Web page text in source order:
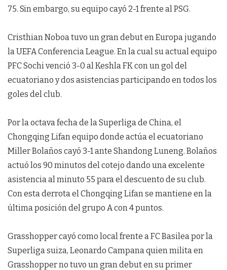
75. Sin embargo, su equipo cayó 2-1 frente al PSG.
Cristhian Noboa tuvo un gran debut en Europa jugando
la UEFA Conferencia League. En la cual su actual equipo
PFC Sochi venció 3-0 al Keshla FK con un gol del
ecuatoriano y dos asistencias participando en todos los
goles del club.
Por la octava fecha de la Superliga de China, el
Chongqing Lifan equipo donde actúa el ecuatoriano
Miller Bolaños cayó 3-1 ante Shandong Luneng. Bolaños
actuó los 90 minutos del cotejo dando una excelente
asistencia al minuto 55 para el descuento de su club.
Con esta derrota el Chongqing Lifan se mantiene en la
última posición del grupo A con 4 puntos.
Grasshopper cayó como local frente a FC Basilea por la
Superliga suiza, Leonardo Campana quien milita en
Grasshopper no tuvo un gran debut en su primer